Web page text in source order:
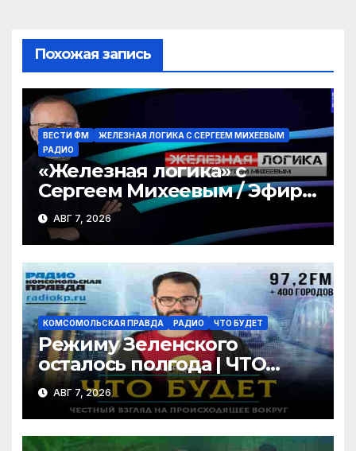
s
ni
ki
Похожая запись
ВЕСТИ ФМ
ЖЕЛЕЗНАЯ ЛОГИКА С СЕРГЕЕМ МИХЕЕВЫМ
РАДИО
«Железная логика» с
Сергеем Михеевым / Эфир
07.08.2026
АВГ 7, 2026
КОМСОМОЛЬСКАЯ ПРАВДА РАДИО ЧТО БУДЕТ
Режиму Зеленского
осталось полгода | ЧТО
БУДЕТ | 07.08.2026
АВГ 7, 2026